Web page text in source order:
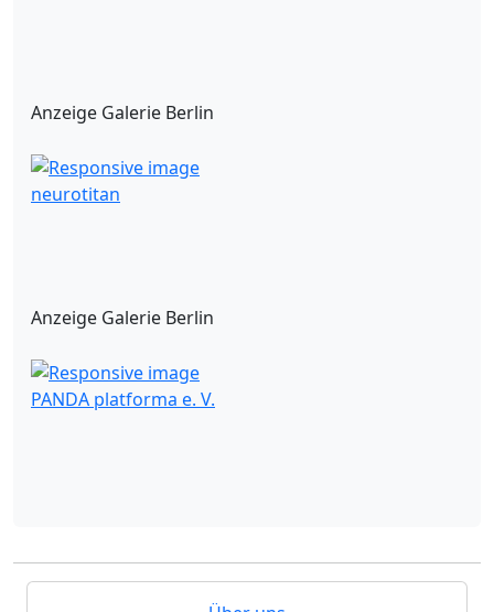
Anzeige Galerie Berlin
neurotitan
Anzeige Galerie Berlin
PANDA platforma e. V.